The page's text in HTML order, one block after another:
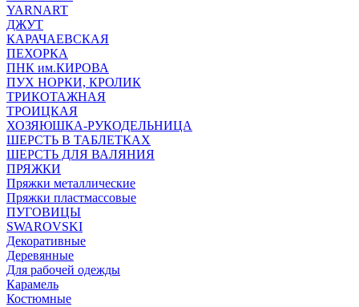
YARNART
ДЖУТ
КАРАЧАЕВСКАЯ
ПЕХОРКА
ПНК им.КИРОВА
ПУХ НОРКИ, КРОЛИК
ТРИКОТАЖНАЯ
ТРОИЦКАЯ
ХОЗЯЮШКА-РУКОДЕЛЬНИЦА
ШЕРСТЬ В ТАБЛЕТКАХ
ШЕРСТЬ ДЛЯ ВАЛЯНИЯ
ПРЯЖКИ
Пряжки металлические
Пряжки пластмассовые
ПУГОВИЦЫ
SWAROVSKI
Декоративные
Деревянные
Для рабочей одежды
Карамель
Костюмные